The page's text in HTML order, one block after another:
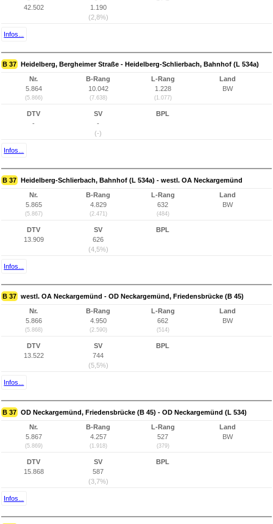
42.502
1.190
(2,8%)
Infos...
B 37 Heidelberg, Bergheimer Straße - Heidelberg-Schlierbach, Bahnhof (L 534a)
Nr.
5.864
(5.866)
B-Rang
10.042
(7.638)
L-Rang
1.228
(1.077)
Land
BW
DTV
-
SV
-
(-)
BPL
Infos...
B 37 Heidelberg-Schlierbach, Bahnhof (L 534a) - westl. OA Neckargemünd
Nr.
5.865
(5.867)
B-Rang
4.829
(2.471)
L-Rang
632
(484)
Land
BW
DTV
13.909
SV
626
(4,5%)
BPL
Infos...
B 37 westl. OA Neckargemünd - OD Neckargemünd, Friedensbrücke (B 45)
Nr.
5.866
(5.868)
B-Rang
4.950
(2.590)
L-Rang
662
(514)
Land
BW
DTV
13.522
SV
744
(5,5%)
BPL
Infos...
B 37 OD Neckargemünd, Friedensbrücke (B 45) - OD Neckargemünd (L 534)
Nr.
5.867
(5.869)
B-Rang
4.257
(1.918)
L-Rang
527
(379)
Land
BW
DTV
15.868
SV
587
(3,7%)
BPL
Infos...